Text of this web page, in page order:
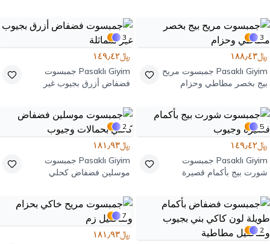
3
﷼١٨٨٫٤٣
Pasaklı Giyim جمبسوت مريح
بيج بخصر مطاطي وحزام
3
﷼١٤٩٫٤٢
Pasaklı Giyim جمبسوت
فضفاض أزرق بجيوب غير
5
﷼١٤٩٫٤٢
Pasaklı Giyim جمبسوت
شورت بيج بأكمام قصيرة
2
﷼١٨١٫٩٣
Pasaklı Giyim جمبسوت
موسلين فضفاض كحلي
2
7
﷼١٨١٫٩٣